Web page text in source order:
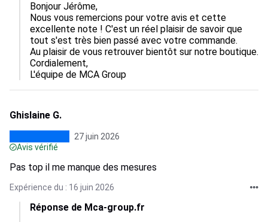
Bonjour Jérôme,
Nous vous remercions pour votre avis et cette
excellente note ! C'est un réel plaisir de savoir que
tout s'est très bien passé avec votre commande.
Au plaisir de vous retrouver bientôt sur notre boutique.
Cordialement,
L'équipe de MCA Group
Ghislaine G.
27 juin 2026
Avis vérifié
Pas top il me manque des mesures
Expérience du : 16 juin 2026
Réponse de Mca-group.fr